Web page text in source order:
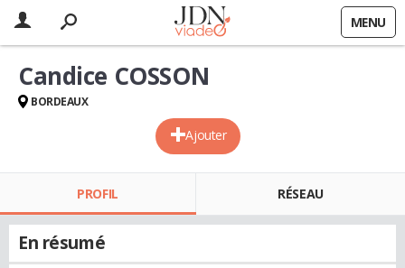
MENU
Ajouter
Candice COSSON
BORDEAUX
PROFIL RÉSEAU
En résumé